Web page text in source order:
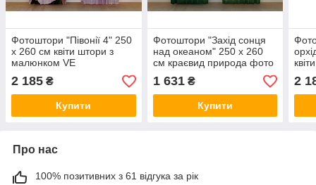
Фотоштори "Півонії 4" 250
х 260 см квіти штори з
малюнком VE
2 185 ₴
Купити
Фотоштори "Захід сонця
над океаном" 250 х 260
см краєвид природа фото
штори штори з малюнком
VE
1 631₴
Купити
VE
2
Про нас
100% позитивних з 61 відгука за рік